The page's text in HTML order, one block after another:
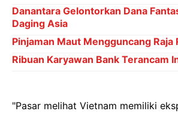
Danantara Gelontorkan Dana
Daging Asia
Pinjaman Maut Mengguncang Raja
Ribuan Karyawan Bank Terancam
"Pasar melihat Vietnam memiliki